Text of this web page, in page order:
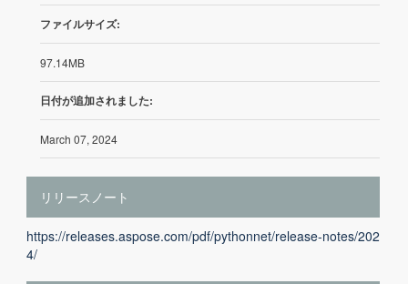
ファイルサイズ:
97.14MB
日付が追加されました:
March 07, 2024
リリースノート
https://releases.aspose.com/pdf/pythonnet/release-notes/202
4/